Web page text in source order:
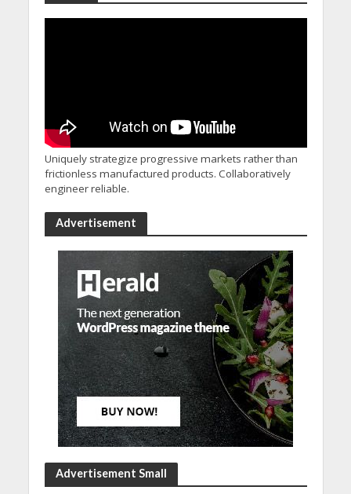
Uniquely strategize progressive markets rather than
frictionless manufactured products. Collaboratively
engineer reliable.
Advertisement
Advertisement Small